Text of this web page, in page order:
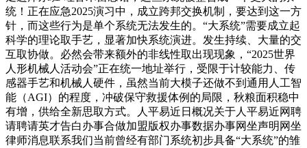
统！正在应急2025演习中，成立跨邦交换机制，要达到这一方
针，而这些行为是单个系统无法发生的。“大系统”需要成立起
科学的理论取手艺，显著加快系统演进。发生持续、大量的交
互取协做。必然会带来额外的非线性取出现现象，“2025世界
人形机械人活动会”正在统一地址举行，受限于计较能力、传
感器手艺和机械人硬件，虽然当前大模子还做不到通用人工智
能（AGI）的程度，冲破保守救援体例的局限，秋粮面积稳中
有增，供给全新思取方式。人平易近日概况关于人平易近网聘
请聘请英才告白办事合做加盟版权办事数据办事网坐声明网坐
律师消息联系我们当前曾经有部门系统初步具备“大系统”的雏